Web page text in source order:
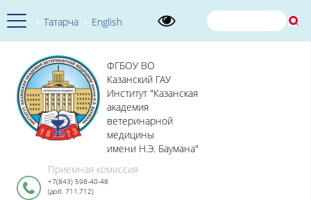
Татарча English
ФГБОУ ВО
Казанский ГАУ
Институт "Казанская
академия
ветеринарной
медицины
имени Н.Э. Баумана"
Приемная комиссия
+7(843) 598-40-48
(доб. 711,712)